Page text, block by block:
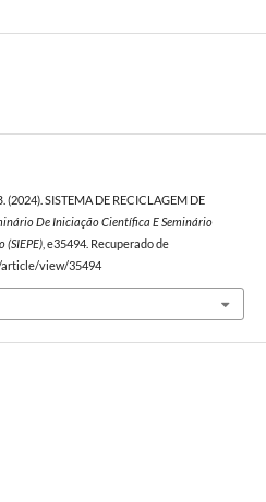
(2024). SISTEMA DE RECICLAGEM DE
De Iniciação Científica E Seminário
(SIEPE), e35494. Recuperado de
article/view/35494